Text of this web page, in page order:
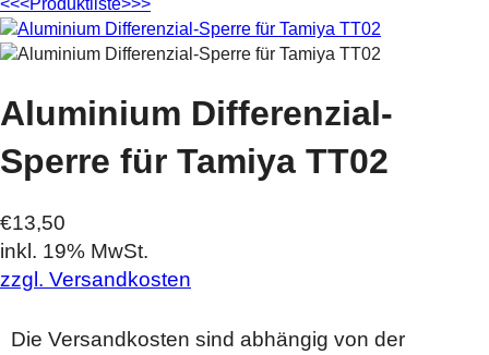
<<<Produktliste>>>
Aluminium Differenzial-
Sperre für Tamiya TT02
€13,50
inkl. 19% MwSt.
zzgl. Versandkosten
Die Versandkosten sind abhängig von der